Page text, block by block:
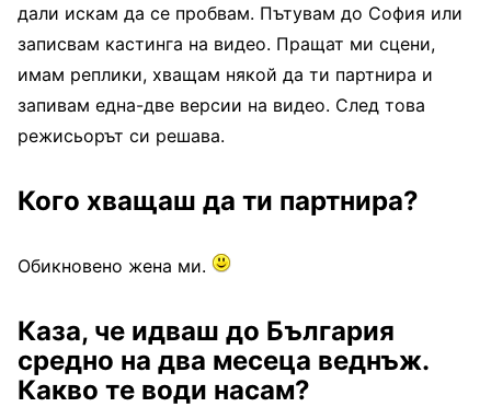
дали искам да се пробвам. Пътувам до София или
записвам кастинга на видео. Пращат ми сцени,
имам реплики, хващам някой да ти партнира и
запивам една-две версии на видео. След това
режисьорът си решава.
Кого хващаш да ти партнира?
Обикновено жена ми.
Каза, че идваш до България
средно на два месеца веднъж.
Какво те води насам?